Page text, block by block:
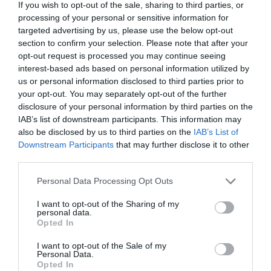
If you wish to opt-out of the sale, sharing to third parties, or
processing of your personal or sensitive information for
targeted advertising by us, please use the below opt-out
section to confirm your selection. Please note that after your
opt-out request is processed you may continue seeing
interest-based ads based on personal information utilized by
us or personal information disclosed to third parties prior to
your opt-out. You may separately opt-out of the further
disclosure of your personal information by third parties on the
IAB’s list of downstream participants. This information may
also be disclosed by us to third parties on the IAB’s List of
Downstream Participants that may further disclose it to other
Personal Data Processing Opt Outs
I want to opt-out of the Sharing of my
personal data.
Opted In
I want to opt-out of the Sale of my
Personal Data.
Opted In
pertenece. Lo que parece claro es que la fractura ha dejado
de ser un rumor para convertirse en un desafío real que
marcará la evolución de Vox en los próximos meses.
“Mi situación personal es buena, con la tranquilidad de
saber que he actuado correctamente, de acuerdo con mi
conciencia, principios, valores y la legalidad vigente”,
aseguró ayer el todavía portavoz de Vox en el
Ayuntamiento de Madrid durante la rueda de prensa previa
al próximoPleno municipal.Ortega Smith se expresó así
después de que se hayan conocido los mensajes del grupo
de WhatsApp del Comité Ejecutivo de Vox en los que se
“Ese órgano es un florero, como dije en su día, es un
órgano que ya no delibera, que ya no vota nada (…) No
existe democracia interna alguna. Mucho portavoz y